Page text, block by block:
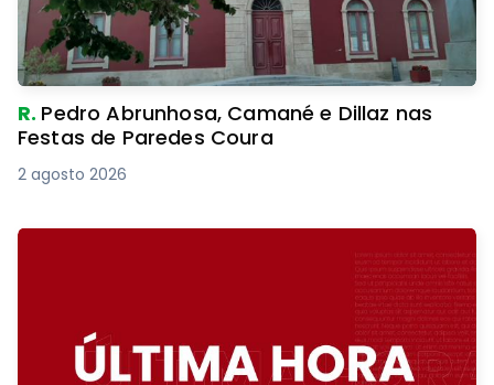
R. Pedro Abrunhosa, Camané e Dillaz nas
Festas de Paredes Coura
2 agosto 2026